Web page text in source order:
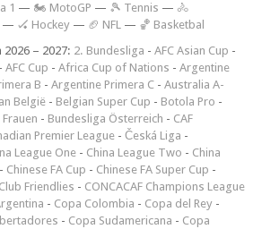
1 — 🏍 MotoGP — 🎾 Tennis — 🚴
— 🏑 Hockey — 🏈 NFL — 🏀 Basketbal
– 2027: 2. Bundesliga - AFC Asian Cup -
- AFC Cup - Africa Cup of Nations - Argentine
B - Argentine Primera C - Australia A-
België - Belgian Super Cup - Botola Pro -
- Bundesliga Österreich - CAF
Premier League - Česká Liga -
League One - China League Two - China
- Chinese FA Cup - Chinese FA Super Cup -
Club Friendlies - CONCACAF Champions League
- Copa Colombia - Copa del Rey -
- Copa Sudamericana - Copa